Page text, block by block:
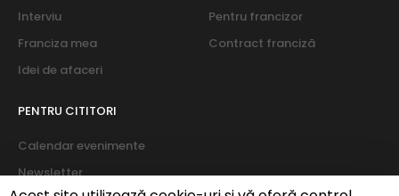
Interviu
Franciza mea
Idei de afaceri
Pentru francizor
Contract franciză
PENTRU CITITORI
Calendar evenimente
Newsletter